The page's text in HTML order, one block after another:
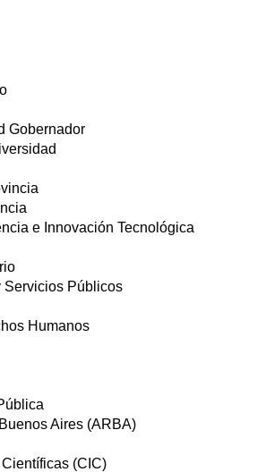
Gobernador
e Innovación Tecnológica
Servicios Públicos
Humanos
Aires (ARBA)
(CIC)